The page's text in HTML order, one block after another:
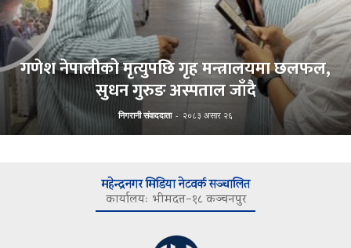
गणेश नेपालीको मृत्युपछि गृह मन्त्रालयमा छलफल,
सुधन गुरुङ अस्पताल जाँदै
निगरानी संवाददाता - २०८३ असार २६
महेन्द्रनगर मिडिया नेटवर्क सञ्चालित
कार्यालयः भीमदत्त–१८ कञ्चनपुर